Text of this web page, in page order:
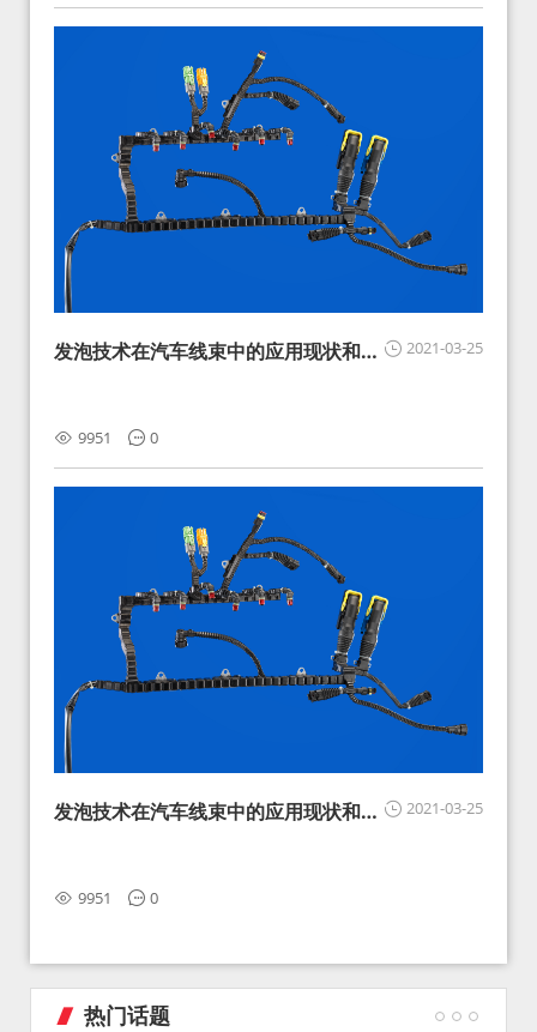
2021-03-25
发泡技术在汽车线束中的应用现状和展
9951 0
2021-03-25
发泡技术在汽车线束中的应用现状和展
9951 0
热门话题